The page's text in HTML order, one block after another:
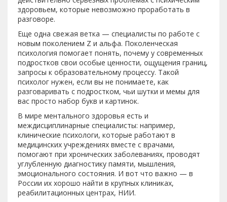
здоровьем, которые невозможно проработать в
разговоре.
Еще одна свежая ветка — специалисты по работе с
новым поколением Z и альфа. Поколенческая
психология помогает понять, почему у современных
подростков свои особые ценности, ощущения границ,
запросы к образовательному процессу. Такой
психолог нужен, если вы не понимаете, как
разговаривать с подростком, чьи шутки и мемы для
вас просто набор букв и картинок.
В мире ментального здоровья есть и
междисциплинарные специалисты: например,
клинические психологи, которые работают в
медицинских учреждениях вместе с врачами,
помогают при хронических заболеваниях, проводят
углубленную диагностику памяти, мышления,
эмоционального состояния. И вот что важно — в
России их хорошо найти в крупных клиниках,
реабилитационных центрах, НИИ.